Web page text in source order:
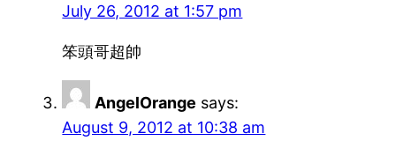
July 26, 2012 at 1:57 pm
笨頭哥超帥
AngelOrange says:
August 9, 2012 at 10:38 am